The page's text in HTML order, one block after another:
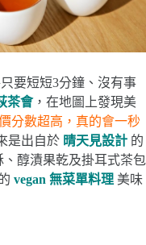
要短短3分鐘、沒有事
茶會，在地圖上發現美
分數超高，真的會一秒
是出自於 晴天見設計 的
醇漬果乾及掛耳式茶包
vegan 無菜單料理 美味